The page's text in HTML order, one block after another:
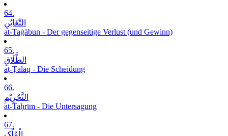
64.
التَّغَابُنِ
at-Taġābun - Der gegenseitige Verlust (und Gewinn)
65.
الطَّلَاقِ
aṭ-Ṭalāq - Die Scheidung
66.
التَّحْرِیْمِ
at-Taḥrīm - Die Untersagung
67.